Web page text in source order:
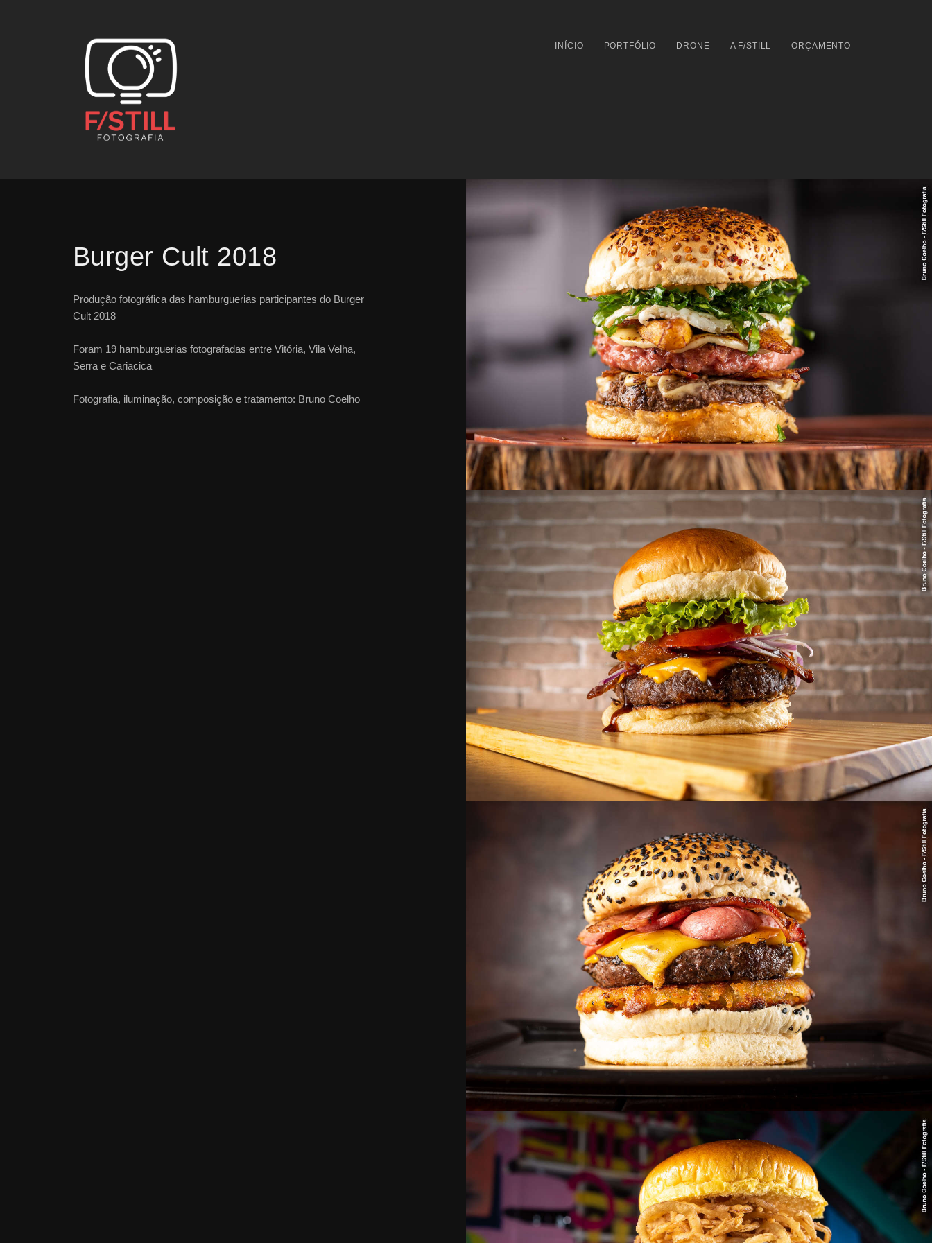
INÍCIO PORTFÓLIO DRONE A F/STILL ORÇAMENTO
Burger Cult 2018
Produção fotográfica das hamburguerias participantes do Burger
Cult 2018
Foram 19 hamburguerias fotografadas entre Vitória, Vila Velha,
Serra e Cariacica
Fotografia, iluminação, composição e tratamento: Bruno Coelho